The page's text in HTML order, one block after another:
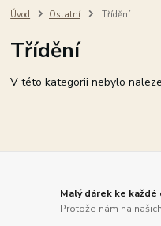
Úvod Ostatní Třídění
Třídění
V této kategorii nebylo
Malý dárek ke každé
Protože nám na